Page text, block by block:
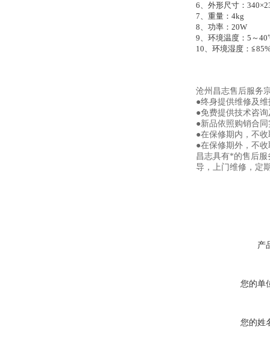
6、外形尺寸：
7、重量：4kg
8、功率：20W
9、环境温度：5～
10、环境湿度：
沧州昌志售后服务
●终身提供维修及
●免费提供技术咨
●新品依照购销合
●在保修期内，不
●在保修期外，不
昌志具有*的售后
导，上门维修，定
产
您的单
您的姓